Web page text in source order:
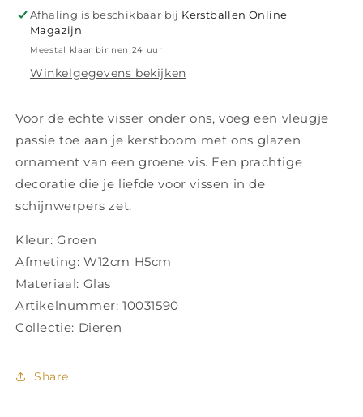
Afhaling is beschikbaar bij Kerstballen Online
Magazijn
Meestal klaar binnen 24 uur
Winkelgegevens bekijken
Voor de echte visser onder ons, voeg een vleugje
passie toe aan je kerstboom met ons glazen
ornament van een groene vis. Een prachtige
decoratie die je liefde voor vissen in de
schijnwerpers zet.
Kleur: Groen
Afmeting: W12cm H5cm
Materiaal: Glas
Artikelnummer: 10031590
Collectie: Dieren
Share